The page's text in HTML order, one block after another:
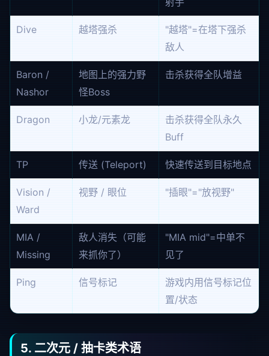
Dive 越塔强杀
"越塔"=在塔下强杀
敌人
Baron /
Nashor
地图上的强力野
怪Boss
击杀获得全队增益
Dragon 小龙/元素龙
击杀获得全队永久
Buff
TP 传送 (Teleport) 快速传送到目标地点
Vision /
Ward
视野 / 眼位 "插眼"="放视野"
MIA /
Missing
敌人消失（可能
来抓你了）
"MIA mid"=中单不
见了
Ping 信号标记
游戏内用信号标记位
置/状态
5. 二次元 / 抽卡类术语